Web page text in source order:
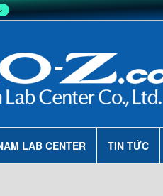
LAB CENTER TIN TỨC